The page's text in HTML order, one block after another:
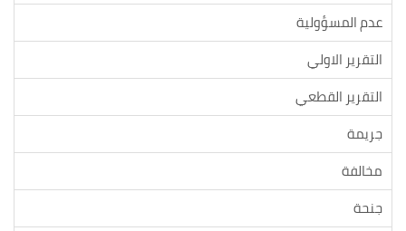
عدم المسؤولية
التقرير الاولي
التقرير القطعي
جريمة
مخالفة
جنحة